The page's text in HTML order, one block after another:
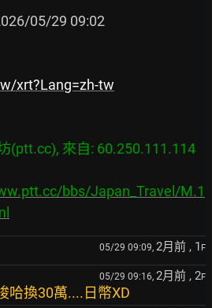
05/29 09:02
xrt?Lang=zh-tw
(ptt.cc), 來自: 60.250.111.114
bbs/Japan_Travel/M.1
05/29 09:09, 2月前 , 1 F
05/29 09:16, 2月前 , 2F
哈換30萬....日幣XD